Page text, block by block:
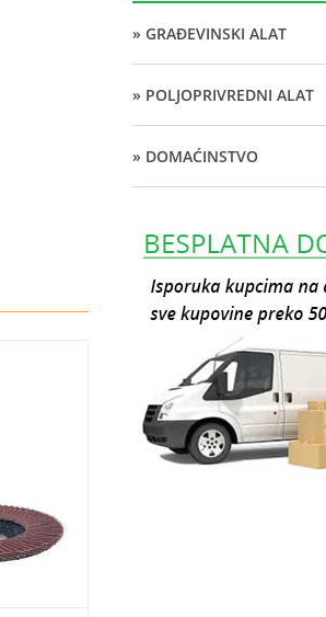
» GRAĐEVINSKI ALAT
» POLJOPRIVREDNI ALAT
» DOMAĆINSTVO